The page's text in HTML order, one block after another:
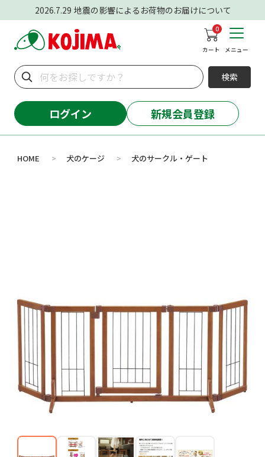
2026.7.29 地震の影響によるお荷物のお届けについて
0
カート メニュー
検索
ログイン 新規会員登録
HOME > 犬のケージ > 犬のサークル・ゲート